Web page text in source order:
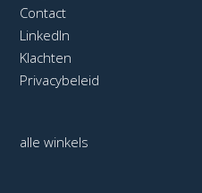
Contact
LinkedIn
Klachten
Privacybeleid
alle winkels